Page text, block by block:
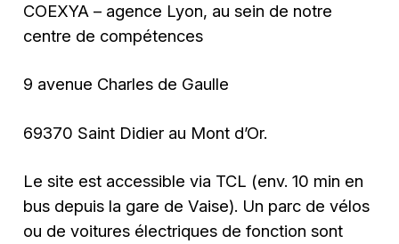
COEXYA – agence Lyon, au sein de notre
centre de compétences
9 avenue Charles de Gaulle
69370 Saint Didier au Mont d’Or.
Le site est accessible via TCL (env. 10 min en
bus depuis la gare de Vaise). Un parc de vélos
ou de voitures électriques de fonction sont